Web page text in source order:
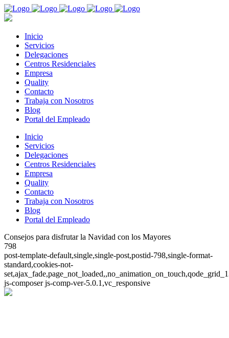
Inicio
Servicios
Delegaciones
Centros Residenciales
Empresa
Quality
Contacto
Trabaja con Nosotros
Blog
Portal del Empleado
Inicio
Servicios
Delegaciones
Centros Residenciales
Empresa
Quality
Contacto
Trabaja con Nosotros
Blog
Portal del Empleado
Consejos para disfrutar la Navidad con los Mayores
798
post-template-default,single,single-post,postid-798,single-format-
standard,cookies-not-
js-composer js-comp-ver-5.0.1,vc_responsive